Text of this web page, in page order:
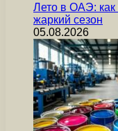
Лето в ОАЭ: как
жаркий сезон
05.08.2026